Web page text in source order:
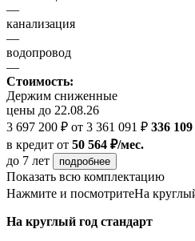
—
канализация
—
водопровод
—
Стоимость:
Держим сниженные
цены до 22.08.26
3 697 200 ₽ от 3 361 091 ₽ 336
в кредит от 50 564 ₽/мес.
до 7 лет
подробнее
Показать всю комплектацию
Нажмите и посмотритеНа
На круглый год стандарт